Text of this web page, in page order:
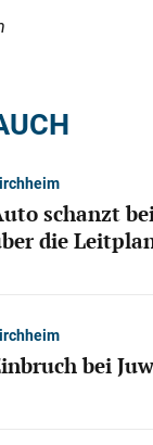
schanzt
die
bei